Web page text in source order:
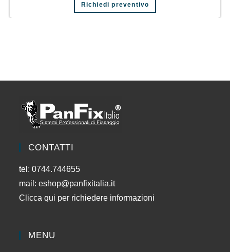
Richiedi preventivo
CONTATTI
tel: 0744.744655
mail:eshop@panfixitalia.it
Clicca qui per richiedere informazioni
MENU